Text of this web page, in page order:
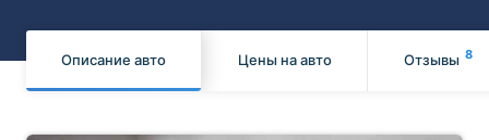
Описание авто Цены на авто Отзывы 8